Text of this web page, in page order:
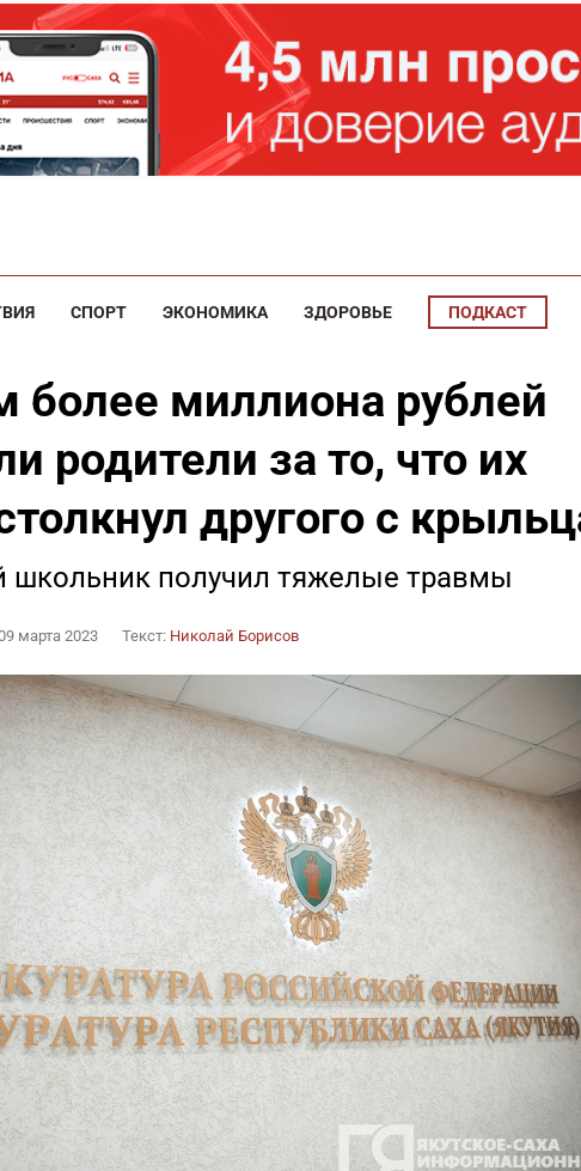
СПОРТ ЭКОНОМИКА ЗДОРОВЬЕ ПОДКАСТ
более миллиона рублей
родители за то, что их
другого с
школьник получил тяжелые травмы
марта 2023 Текст: Николай Борисов